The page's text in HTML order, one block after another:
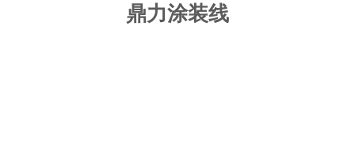
鼎力涂装线